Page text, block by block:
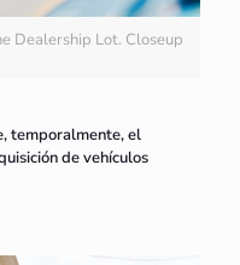
Dealership Lot. Closeup
temporalmente, el
de vehículos